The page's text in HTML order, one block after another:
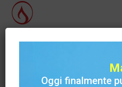
Carinci Group S.p.A.
Via Case Priori, 26 (S.
Oggi finalmente